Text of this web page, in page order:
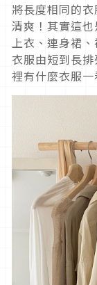
將長度相同的
清爽！其實這
上衣、連身裙
衣服由短到長
裡有什麼衣服